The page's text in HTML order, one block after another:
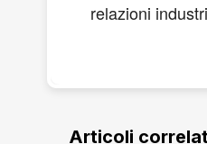
relazioni
Articoli